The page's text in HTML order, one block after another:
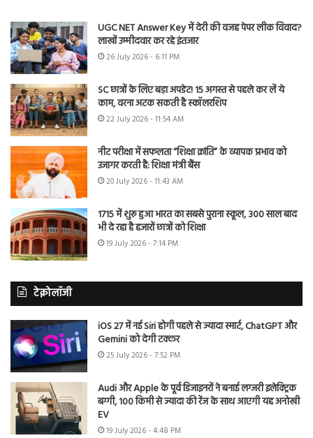
UGC NET Answer Key में देरी की वजह पेपर लीक विवाद?
लाखों उम्मीदवार कर रहे इंतजार
26 July 2026 - 6:11 PM
SC छात्रों के लिए बड़ा अपडेट! 15 अगस्त से पहले कर लें ये
काम, वरना अटक सकती है स्कॉलरशिप
22 July 2026 - 11:54 AM
नीट परीक्षा में सफलता “शिक्षा क्रांति” के व्यापक प्रभाव को
उजागर करती है: शिक्षा मंत्री बैंस
20 July 2026 - 11:43 AM
1715 में शुरू हुआ भारत का सबसे पुराना स्कूल, 300 साल बाद
भी दे रहा है हजारों छात्रों को शिक्षा
19 July 2026 - 7:14 PM
टेक्नोलॉजी
iOS 27 में नई Siri होगी पहले से ज्यादा स्मार्ट, ChatGPT और
Gemini को देगी टक्कर
25 July 2026 - 7:52 PM
Audi और Apple के पूर्व डिजाइनरों ने बनाई लग्जरी इलेक्ट्रिक
बग्गी, 100 किमी से ज्यादा की रेंज के साथ आएगी यह अनोखी
EV
19 July 2026 - 4:48 PM